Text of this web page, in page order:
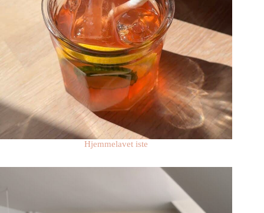
Hjemmelavet iste